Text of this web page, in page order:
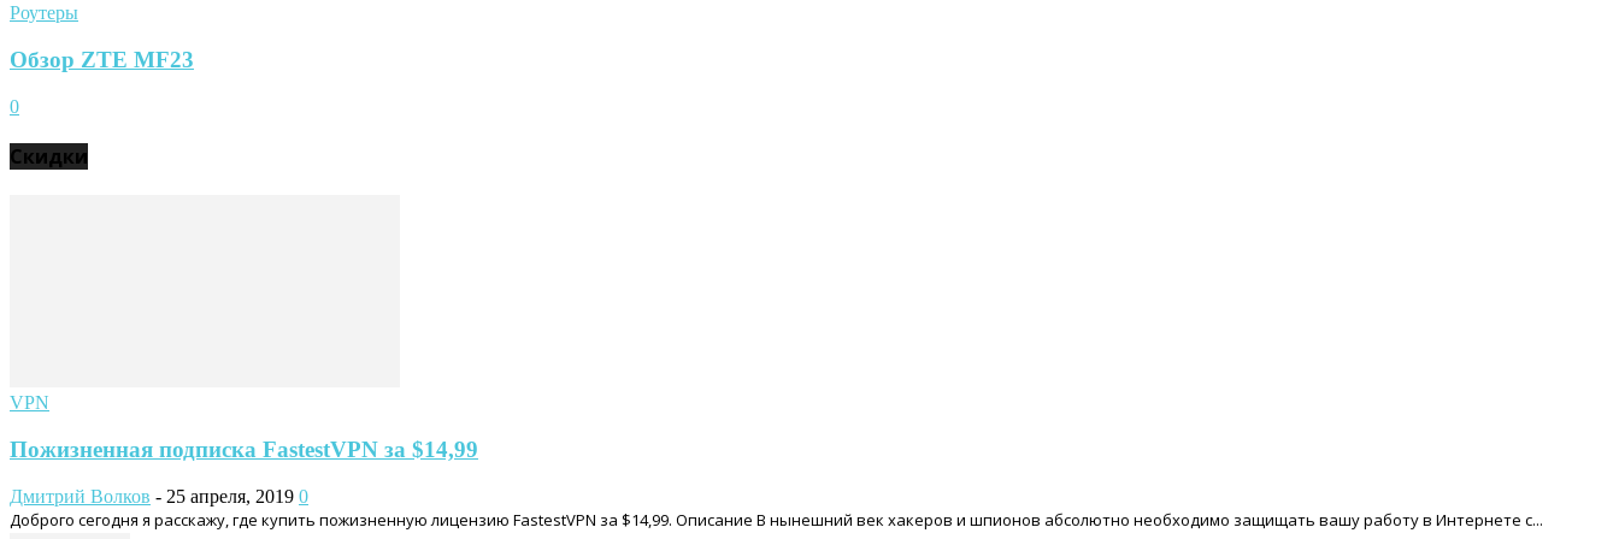
Роутеры
Обзор ZTE MF23
0
Скидки
VPN
Пожизненная подписка FastestVPN за $14,99
Дмитрий Волков - 25 апреля, 2019 0
Доброго сегодня я расскажу, где купить пожизненную лицензию FastestVPN за $14,99. Описание В нынешний век хакеров и шпионов абсолютно необходимо защищать вашу работу в Интернете с...